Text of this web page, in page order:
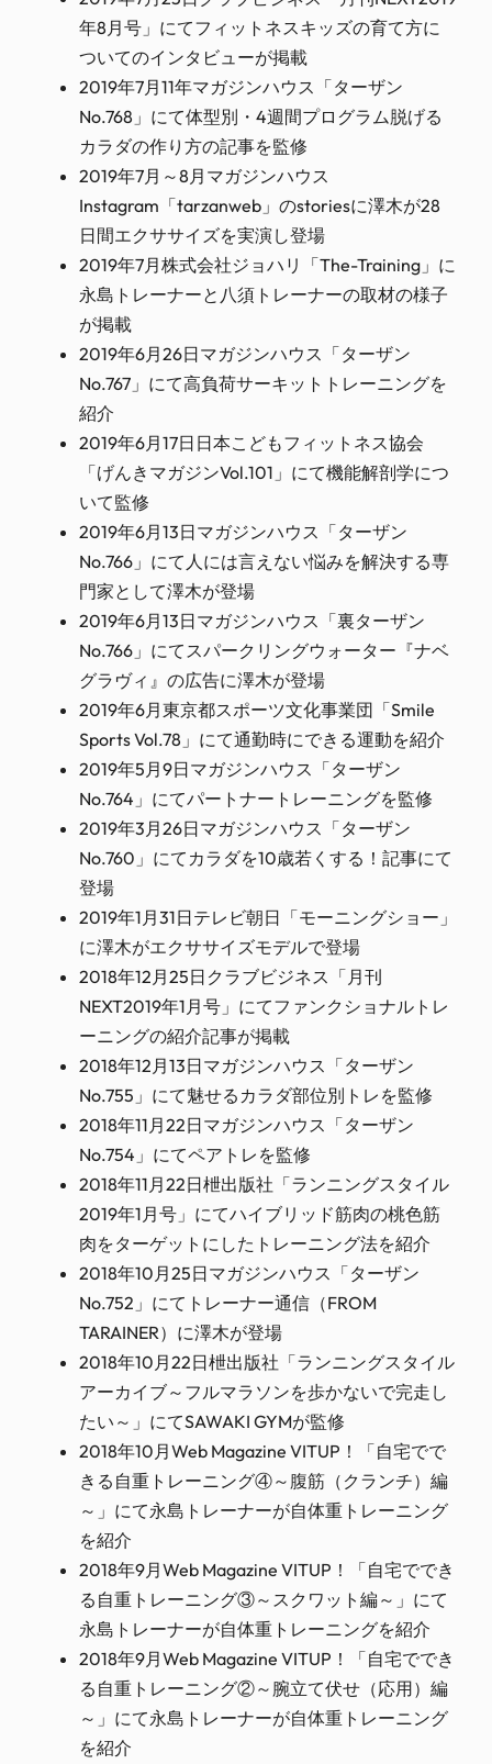
年8月号」にてフィットネスキッズの育て方に
ついてのインタビューが掲載
2019年7月11年マガジンハウス「ターザン
No.768」にて体型別・4週間プログラム脱げる
カラダの作り方の記事を監修
2019年7月～8月マガジンハウス
Instagram「tarzanweb」のstoriesに澤木が28
日間エクササイズを実演し登場
2019年7月株式会社ジョハリ「The-Training」に
永島トレーナーと八須トレーナーの取材の様子
が掲載
2019年6月26日マガジンハウス「ターザン
No.767」にて高負荷サーキットトレーニングを
紹介
2019年6月17日日本こどもフィットネス協会
「げんきマガジンVol.101」にて機能解剖学につ
いて監修
2019年6月13日マガジンハウス「ターザン
No.766」にて人には言えない悩みを解決する専
門家として澤木が登場
2019年6月13日マガジンハウス「裏ターザン
No.766」にてスパークリングウォーター『ナベ
グラヴィ』の広告に澤木が登場
2019年6月東京都スポーツ文化事業団「Smile
Sports Vol.78」にて通勤時にできる運動を紹介
2019年5月9日マガジンハウス「ターザン
No.764」にてパートナートレーニングを監修
2019年3月26日マガジンハウス「ターザン
No.760」にてカラダを10歳若くする！記事にて
登場
2019年1月31日テレビ朝日「モーニングショー」
に澤木がエクササイズモデルで登場
2018年12月25日クラブビジネス「月刊
NEXT2019年1月号」にてファンクショナルトレ
ーニングの紹介記事が掲載
2018年12月13日マガジンハウス「ターザン
No.755」にて魅せるカラダ部位別トレを監修
2018年11月22日マガジンハウス「ターザン
No.754」にてペアトレを監修
2018年11月22日枻出版社「ランニングスタイル
2019年1月号」にてハイブリッド筋肉の桃色筋
肉をターゲットにしたトレーニング法を紹介
2018年10月25日マガジンハウス「ターザン
No.752」にてトレーナー通信（FROM
TARAINER）に澤木が登場
2018年10月22日枻出版社「ランニングスタイル
アーカイブ～フルマラソンを歩かないで完走し
たい～」にてSAWAKI GYMが監修
2018年10月Web Magazine VITUP！「自宅でで
きる自重トレーニング④～腹筋（クランチ）編
～」にて永島トレーナーが自体重トレーニング
を紹介
2018年9月Web Magazine VITUP！「自宅ででき
る自重トレーニング③～スクワット編～」にて
永島トレーナーが自体重トレーニングを紹介
2018年9月Web Magazine VITUP！「自宅ででき
る自重トレーニング②～腕立て伏せ（応用）編
～」にて永島トレーナーが自体重トレーニング
を紹介